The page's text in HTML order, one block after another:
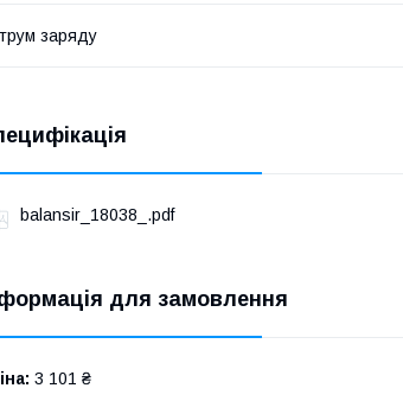
заряду
balansir_18038_.pdf
для замовлення
3 101 ₴